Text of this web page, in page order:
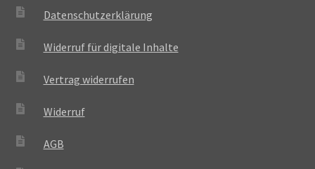
Datenschutzerklärung
Widerruf für digitale Inhalte
Vertrag widerrufen
Widerruf
AGB